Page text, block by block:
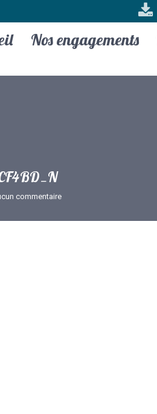
Nos engagements
commentaire